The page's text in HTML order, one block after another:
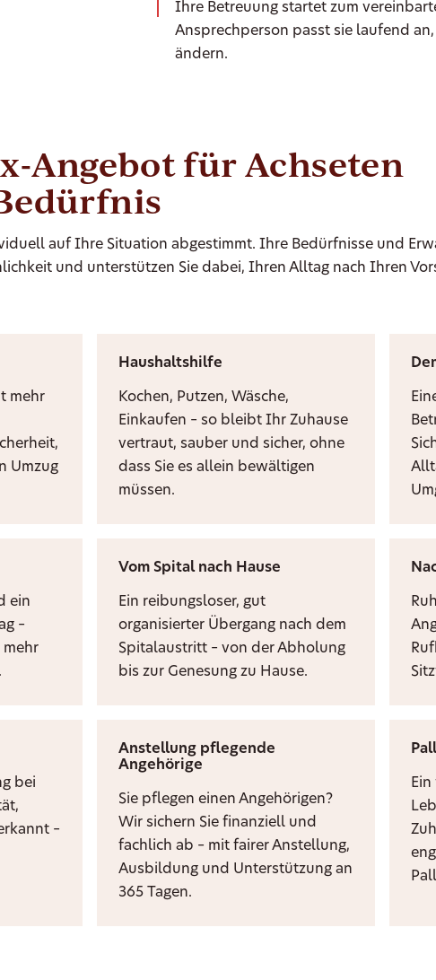
Ihre Betreuung startet zum
Ansprechperson passt sie laufend
ändern.
Angebot für Achseten
auf Ihre Situation abgestimmt. Ihre Bedürfnisse und
und unterstützen Sie dabei, Ihren Alltag nach Ihren
mehr
Umzug
Haushaltshilfe
Kochen, Putzen, Wäsche,
Einkaufen – so bleibt Ihr Zuhause
vertraut, sauber und sicher, ohne
dass Sie es allein bewältigen
müssen.
ein
–
mehr
Vom Spital nach Hause
Ein reibungsloser, gut
organisierter Übergang nach dem
Spitalaustritt – von der Abholung
bis zur Genesung zu Hause.
bei
–
Anstellung pflegende
Angehörige
Sie pflegen einen Angehörigen?
Wir sichern Sie finanziell und
fachlich ab – mit fairer Anstellung,
Ausbildung und Unterstützung an
365 Tagen.